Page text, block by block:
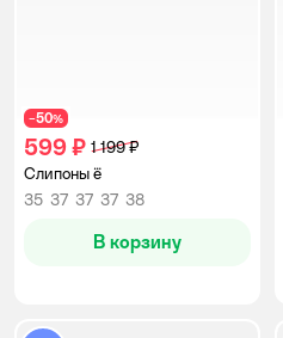
−50%
599 ₽ 1 199 ₽
Слипоны ё
35 37 37 37 38
В корзину